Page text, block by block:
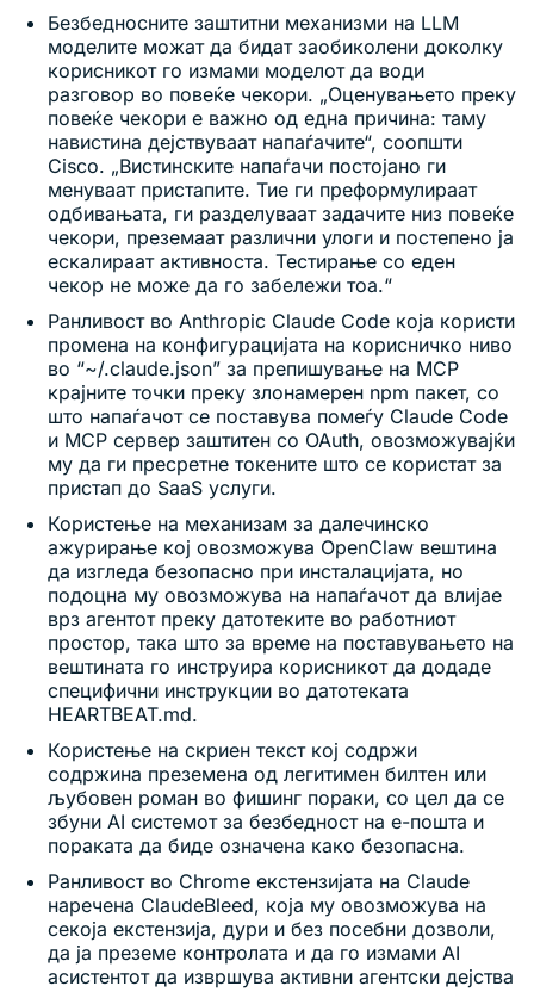
Безбедносните заштитни механизми на LLM
моделите можат да бидат заобиколени доколку
корисникот го измами моделот да води
разговор во повеќе чекори. „Оценувањето преку
повеќе чекори е важно од една причина: таму
навистина дејствуваат напаѓачите“, соопшти
Cisco. „Вистинските напаѓачи постојано ги
менуваат пристапите. Тие ги преформулираат
одбивањата, ги разделуваат задачите низ повеќе
чекори, преземаат различни улоги и постепено ја
ескалираат активноста. Тестирање со еден
чекор не може да го забележи тоа.“
Ранливост во Anthropic Claude Code која користи
промена на конфигурацијата на корисничко ниво
во “~/.claude.json” за препишување на MCP
крајните точки преку злонамерен npm пакет, со
што напаѓачот се поставува помеѓу Claude Code
и MCP сервер заштитен со OAuth, овозможувајќи
му да ги пресретне токените што се користат за
пристап до SaaS услуги.
Користење на механизам за далечинско
ажурирање кој овозможува OpenClaw вештина
да изгледа безопасно при инсталацијата, но
подоцна му овозможува на напаѓачот да влијае
врз агентот преку датотеките во работниот
простор, така што за време на поставувањето на
вештината го инструира корисникот да додаде
специфични инструкции во датотеката
HEARTBEAT.md.
Користење на скриен текст кој содржи
содржина преземена од легитимен билтен или
љубовен роман во фишинг пораки, со цел да се
збуни AI системот за безбедност на е-пошта и
пораката да биде означена како безопасна.
Ранливост во Chrome екстензијата на Claude
наречена ClaudeBleed, која му овозможува на
секоја екстензија, дури и без посебни дозволи,
да ја преземе контролата и да го измами AI
асистентот да извршува активни агентски дејства